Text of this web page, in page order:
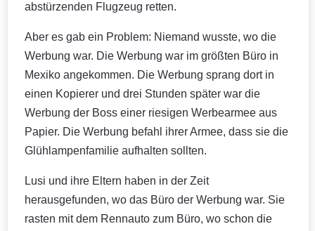
abstürzenden Flugzeug retten.
Aber es gab ein Problem: Niemand wusste, wo die
Werbung war. Die Werbung war im größten Büro in
Mexiko angekommen. Die Werbung sprang dort in
einen Kopierer und drei Stunden später war die
Werbung der Boss einer riesigen Werbearmee aus
Papier. Die Werbung befahl ihrer Armee, dass sie die
Glühlampenfamilie aufhalten sollten.
Lusi und ihre Eltern haben in der Zeit
herausgefunden, wo das Büro der Werbung war. Sie
rasten mit dem Rennauto zum Büro, wo schon die